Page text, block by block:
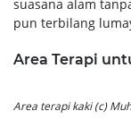
suasana alam
pun terbilang
Area Terapi
Area terapi kaki (c)